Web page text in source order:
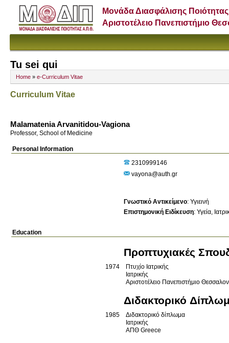
Μονάδα Διασφάλισης Ποιότητας
Αριστοτέλειο Πανεπιστήμιο
Tu sei qui
Home » e-Curriculum Vitae
Curriculum Vitae
Malamatenia Arvanitidou-Vagiona
Professor, School of Medicine
Personal Information
2310999146
vayona@auth.gr
Γνωστικό Αντικείμενο: Υγιεινή
Επιστημονική Ειδίκευση: Υγεία
Education
Προπτυχιακές
1974
Πτυχίο Ιατρικής
Ιατρικής
Αριστοτέλειο Πανεπιστήμιο
Διδακτορικό
1985
Διδακτορικό δίπλωμα
Ιατρικής
ΑΠΘ Greece